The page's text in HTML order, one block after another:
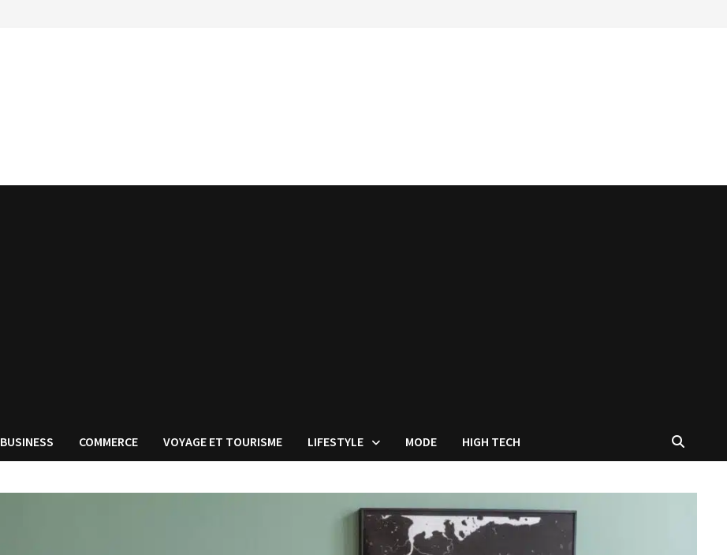
BUSINESS COMMERCE VOYAGE ET TOURISME LIFESTYLE MODE HIGH TECH